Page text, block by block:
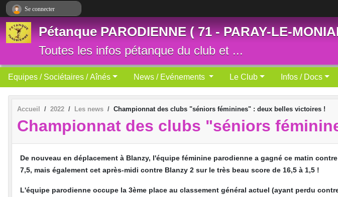
Pétanque PARODIENNE ( 71 - PARAY-LE-
Toutes les infos pétanque du club et ...
Equipes / Sociétaires / Aînés News / Evénements Le Club Infos / Docs
Accueil 2022 Les news Championnat des clubs "séniors féminines" : deux belles victoires !
Championnat des clubs "séniors
De nouveau en déplacement à Blanzy, l'équipe féminine parodienne a gagné ce matin
7,5, mais également cet après-midi contre Blanzy 2 sur le très beau score de 16,5 à 1,5 !
L'équipe parodienne occupe la 3ème place au classement général actuel (ayant perdu
Se connecter
Panneau de gestion des cookies